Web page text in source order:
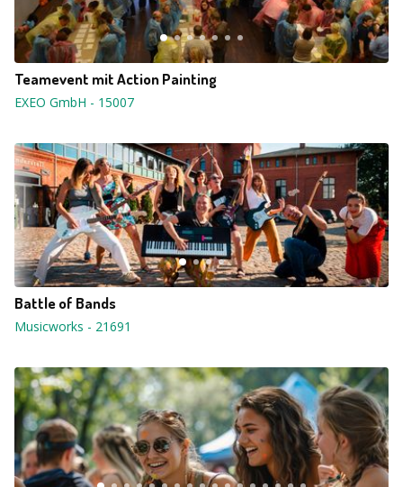
Teamevent mit Action Painting
EXEO GmbH - 15007
Battle of Bands
Musicworks - 21691